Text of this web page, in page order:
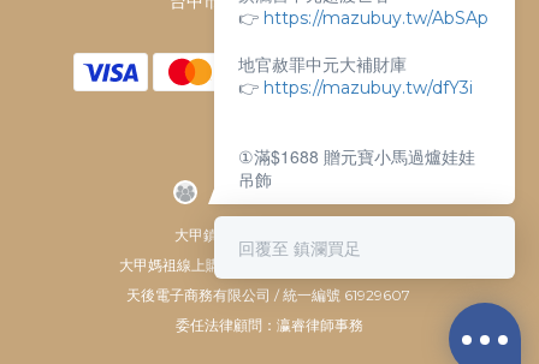
大甲鎮瀾宮唯一指定 官方商城
大甲媽祖線上購物商城 © All Rights Reserved.
天後電子商務有限公司 / 統一編號 61929607
委任法律顧問：瀛睿律師事務
👉 https://mazubuy.tw/AbSAp
地官赦罪中元大補財庫
👉 https://mazubuy.tw/dfY3i
①滿$1688 贈元寶小馬過爐娃娃
吊飾
新朋友不知道怎麼買嗎？
給你滿滿的購物靈感
回覆至 鎮瀾買足